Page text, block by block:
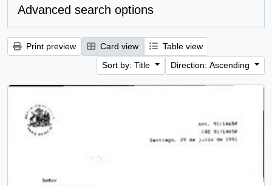
Advanced search options
Print preview Card view
Table view
Sort by: Title
Direction: Ascending